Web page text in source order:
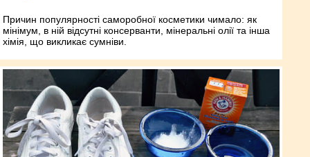
Причин популярності саморобної косметики чимало: як
мінімум, в ній відсутні консерванти, мінеральні олії та інша
хімія, що викликає сумніви.